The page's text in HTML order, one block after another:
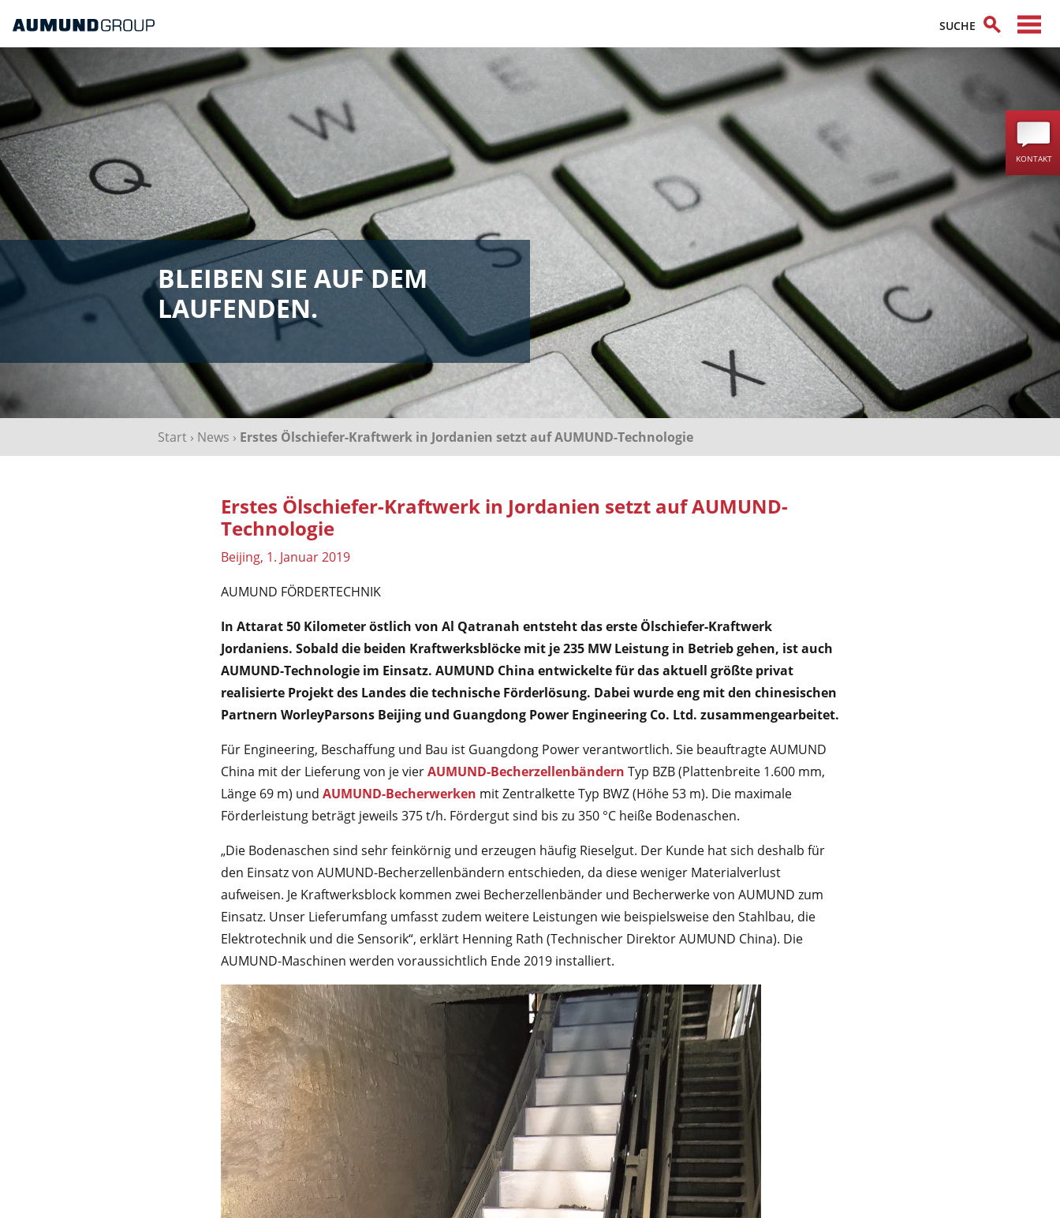
BLEIBEN SIE AUF DEM
LAUFENDEN.
Start › News › Erstes Ölschiefer-Kraftwerk in Jordanien setzt auf AUMUND-Technologie
Erstes Ölschiefer-Kraftwerk in Jordanien setzt auf AUMUND-
Technologie
Beijing, 1. Januar 2019
AUMUND FÖRDERTECHNIK
In Attarat 50 Kilometer östlich von Al Qatranah entsteht das erste Ölschiefer-Kraftwerk
Jordaniens. Sobald die beiden Kraftwerksblöcke mit je 235 MW Leistung in Betrieb gehen, ist auch
AUMUND-Technologie im Einsatz. AUMUND China entwickelte für das aktuell größte privat
realisierte Projekt des Landes die technische Förderlösung. Dabei wurde eng mit den chinesischen
Partnern WorleyParsons Beijing und Guangdong Power Engineering Co. Ltd. zusammengearbeitet.
Für Engineering, Beschaffung und Bau ist Guangdong Power verantwortlich. Sie beauftragte AUMUND
China mit der Lieferung von je vierAUMUND-Becherzellenbändern Typ BZB (Plattenbreite 1.600 mm,
Länge 69 m) und AUMUND-Becherwerken mit Zentralkette Typ BWZ (Höhe 53 m). Die maximale
Förderleistung beträgt jeweils 375 t/h. Fördergut sind bis zu 350 °C heiße Bodenaschen.
„Die Bodenaschen sind sehr feinkörnig und erzeugen häufig Rieselgut. Der Kunde hat sich deshalb für
den Einsatz von AUMUND-Becherzellenbändern entschieden, da diese weniger Materialverlust
aufweisen. Je Kraftwerksblock kommen zwei Becherzellenbänder und Becherwerke von AUMUND zum
Einsatz. Unser Lieferumfang umfasst zudem weitere Leistungen wie beispielsweise den Stahlbau, die
Elektrotechnik und die Sensorik“, erklärt Henning Rath (Technischer Direktor AUMUND China). Die
AUMUND-Maschinen werden voraussichtlich Ende 2019 installiert.
KONTAKT